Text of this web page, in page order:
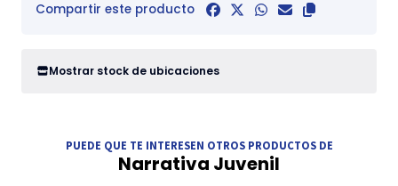
Compartir este producto
Mostrar stock de ubicaciones
PUEDE QUE TE INTERESEN OTROS PRODUCTOS DE
Narrativa Juvenil